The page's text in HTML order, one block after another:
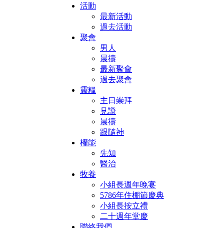
活動
最新活動
過去活動
聚會
男人
晨禱
最新聚會
過去聚會
靈糧
主日崇拜
見證
晨禱
跟隨神
權能
先知
醫治
牧養
小組長週年晚宴
5786年住棚節慶典
小組長按立禮
二十週年堂慶